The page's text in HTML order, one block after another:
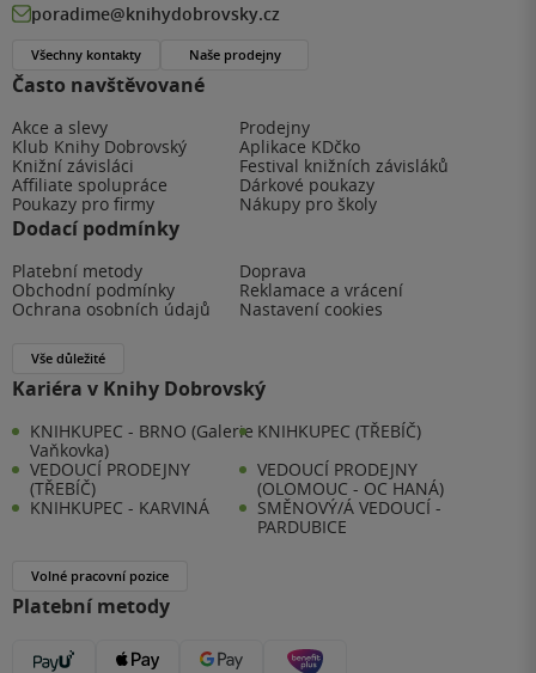
Často navštěvované
Akce a slevy
Prodejny
Klub Knihy Dobrovský
Aplikace KDčko
Knižní závisláci
Festival knižních závisláků
Affiliate spolupráce
Dárkové poukazy
Poukazy pro firmy
Nákupy pro školy
Dodací podmínky
Platební metody
Doprava
Obchodní podmínky
Reklamace a vrácení
Ochrana osobních údajů
Nastavení cookies
Vše důležité
Kariéra v Knihy Dobrovský
KNIHKUPEC - BRNO (Galerie
Vaňkovka)
KNIHKUPEC (TŘEBÍČ)
VEDOUCÍ PRODEJNY
(TŘEBÍČ)
VEDOUCÍ PRODEJNY
(OLOMOUC - OC HANÁ)
KNIHKUPEC - KARVINÁ
SMĚNOVÝ/Á VEDOUCÍ -
PARDUBICE
Volné pracovní pozice
Platební metody
poradime@knihydobrovsky.cz
Všechny kontakty Naše prodejny